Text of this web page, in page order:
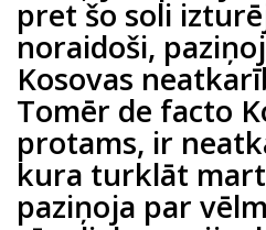
pret šo soli
noraidoši,
Kosovas
Tomēr de facto
protams, ir
kura turklāt
paziņoja par